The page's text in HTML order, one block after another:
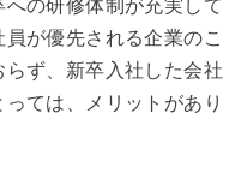
の研修体制が充実して
が優先される企業のこ
ず、新卒入社した会社
ては、メリットがあり